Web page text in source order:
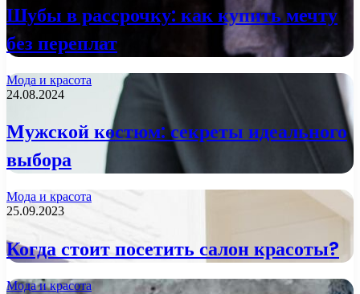
Шубы в рассрочку: как купить мечту
без переплат
Мода и красота
24.08.2024
Мужской костюм: секреты идеального
выбора
Мода и красота
25.09.2023
Когда стоит посетить салон красоты?
Мода и красота